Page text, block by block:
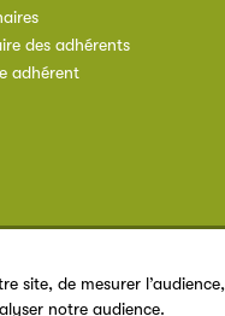
site, de mesurer l’audience,
notre audience.
des adhérents
adhérent